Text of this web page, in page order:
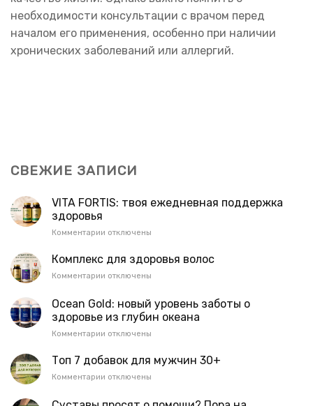
необходимости консультации с врачом перед
началом его применения, особенно при наличии
хронических заболеваний или аллергий.
СВЕЖИЕ ЗАПИСИ
VITA FORTIS: твоя ежедневная поддержка
здоровья
Комментарии к
VITA
твоя
поддержка
здоровья
отключены
Комплекс для здоровья волос
Комментарии к
Комплекс
здоровья
волос
отключены
Ocean Gold: новый уровень заботы о
здоровье из глубин океана
Комментарии к
Ocean
новый
отключены
Топ 7 добавок для мужчин 30+
Комментарии котключены